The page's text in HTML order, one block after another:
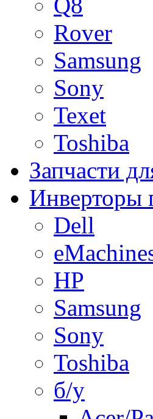
Rover
Samsung
Sony
Texet
Toshiba
Запчасти
Инверторы
Dell
HP
Samsung
Sony
Toshiba
б/у